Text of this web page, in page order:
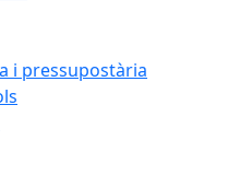
i pressupostària